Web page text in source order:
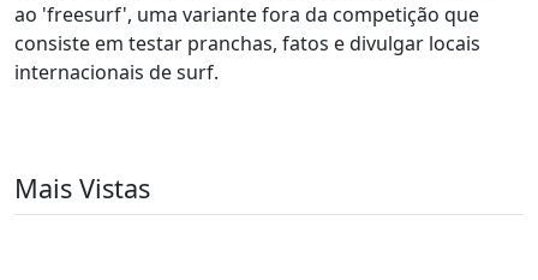
ao 'freesurf', uma variante fora da competição que
consiste em testar pranchas, fatos e divulgar locais
internacionais de surf.
Mais Vistas